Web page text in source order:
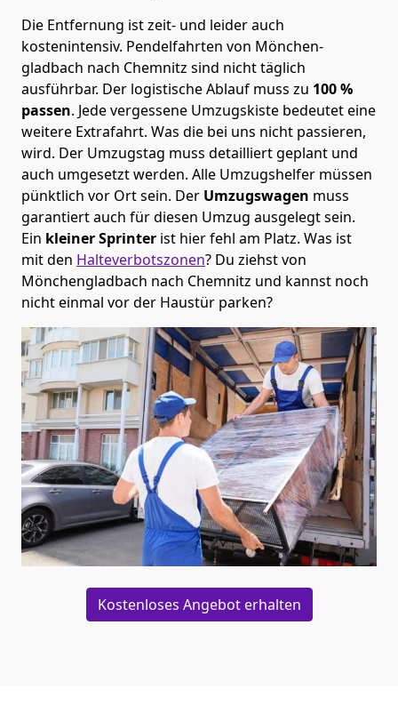
Die Entfernung ist zeit- und leider auch
kostenintensiv. Pendelfahrten von Mönchen­
gladbach nach Chemnitz sind nicht täglich
ausführbar. Der logistische Ablauf muss zu 100 %
passen. Jede vergessene Umzugskiste bedeutet eine
weitere Extrafahrt. Was die bei uns nicht passieren,
wird. Der Umzugstag muss detailliert geplant und
auch umgesetzt werden. Alle Umzugshelfer müssen
pünktlich vor Ort sein. Der Umzugswagen muss
garantiert auch für diesen Umzug ausgelegt sein.
Ein kleiner Sprinter ist hier fehl am Platz. Was ist
mit den Halteverbotszonen? Du ziehst von
Mönchen­gladbach nach Chemnitz und kannst noch
nicht einmal vor der Haustür parken?
Kostenloses Angebot erhalten